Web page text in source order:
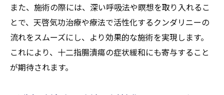
また、施術の際には、深い呼吸法や瞑想を取り入れるこ
とで、天啓気功治療や療法で活性化するクンダリニーの
流れをスムーズにし、より効果的な施術を実現します。
これにより、十二指腸潰瘍の症状緩和にも寄与すること
が期待されます。